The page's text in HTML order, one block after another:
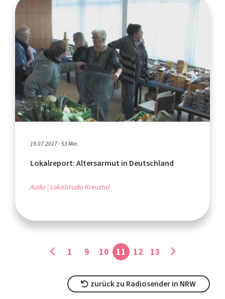
19.07.2017 - 53 Min.
Lokalreport: Altersarmut in Deutschland
Audio Lokalstudio Kreuztal
1 9 10 11 12 13
zurück zu Radiosender in NRW